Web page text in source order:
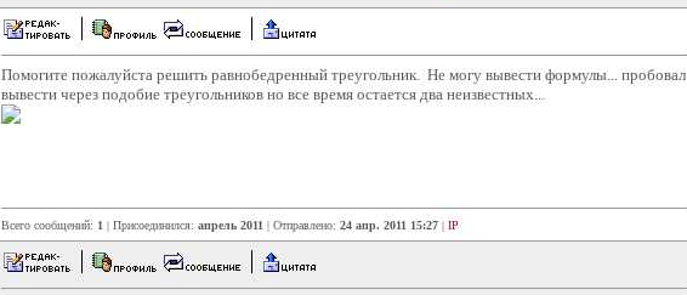
Помогите пожалуйста решить равнобедренный треугольник. Не могу вывести формулы... пробовал
вывести через подобие треугольников но все время остается два неизвестных...
Всего сообщений: 1 | Присоединился: апрель 2011 | Отправлено: 24 апр. 2011 15:27 | IP